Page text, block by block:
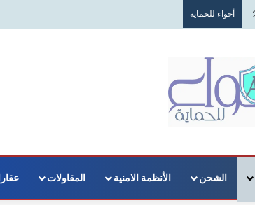
أجواء للحماية
الشحن الأنظمة الامنية المقاولات